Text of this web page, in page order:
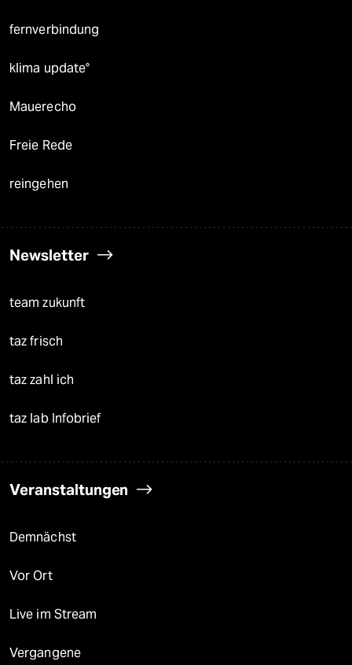
fernverbindung
klima update°
Mauerecho
Freie Rede
reingehen
Newsletter
team zukunft
taz frisch
taz zahl ich
taz lab Infobrief
Veranstaltungen
Demnächst
Vor Ort
Live im Stream
Vergangene